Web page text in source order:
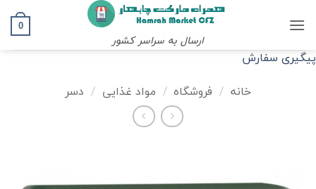
ارسال به سراسر کشور
0
پیگیری سفارش
خانه / فروشگاه / مواد غذایی / دسر